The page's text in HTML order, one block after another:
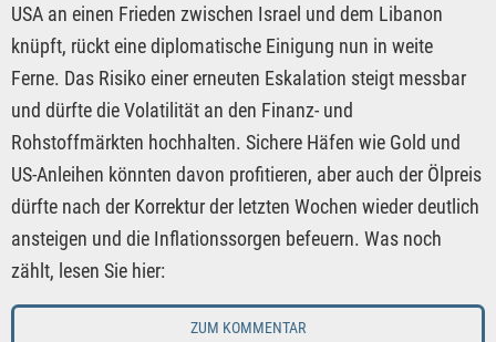
USA an einen Frieden zwischen Israel und dem Libanon
knüpft, rückt eine diplomatische Einigung nun in weite
Ferne. Das Risiko einer erneuten Eskalation steigt messbar
und dürfte die Volatilität an den Finanz- und
Rohstoffmärkten hochhalten. Sichere Häfen wie Gold und
US-Anleihen könnten davon profitieren, aber auch der Ölpreis
dürfte nach der Korrektur der letzten Wochen wieder deutlich
ansteigen und die Inflationssorgen befeuern. Was noch
zählt, lesen Sie hier:
ZUM KOMMENTAR